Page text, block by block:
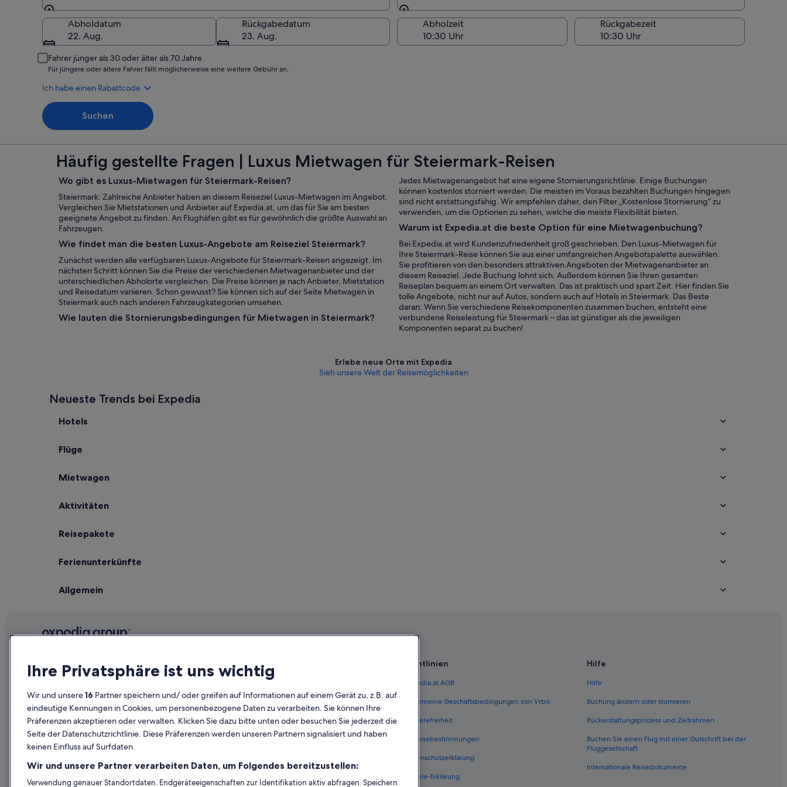
Abholort Am Abholort
Abholdatum
22. Aug.
Rückgabedatum
23. Aug.
Abholzeit Rückgabezeit
Fahrer jünger als 30 oder älter als 70 Jahre
Für jüngere oder ältere Fahrer fällt möglicherweise eine weitere Gebühr an.
Ich habe einen Rabattcode
Suchen
Häufig gestellte Fragen | Luxus Mietwagen für Steiermark-Reisen
Wo gibt es Luxus-Mietwagen für Steiermark-Reisen?
Steiermark: Zahlreiche Anbieter haben an diesem Reiseziel Luxus-Mietwagen im Angebot.
Vergleichen Sie Mietstationen und Anbieter auf Expedia.at, um das für Sie am besten
geeignete Angebot zu finden. An Flughäfen gibt es für gewöhnlich die größte Auswahl an
Fahrzeugen.
Wie findet man die besten Luxus-Angebote am Reiseziel Steiermark?
Zunächst werden alle verfügbaren Luxus-Angebote für Steiermark-Reisen angezeigt. Im
nächsten Schritt können Sie die Preise der verschiedenen Mietwagenanbieter und der
unterschiedlichen Abholorte vergleichen. Die Preise können je nach Anbieter, Mietstation
und Reisedatum variieren. Schon gewusst? Sie können sich auf der Seite Mietwagen in
Steiermark auch nach anderen Fahrzeugkategorien umsehen.
Wie lauten die Stornierungsbedingungen für Mietwagen in Steiermark?
Jedes Mietwagenangebot hat eine eigene Stornierungsrichtlinie. Einige Buchungen
können kostenlos storniert werden. Die meisten im Voraus bezahlten Buchungen hingegen
sind nicht erstattungsfähig. Wir empfehlen daher, den Filter „Kostenlose Stornierung“ zu
verwenden, um die Optionen zu sehen, welche die meiste Flexibilität bieten.
Warum ist Expedia.at die beste Option für eine Mietwagenbuchung?
Bei Expedia.at wird Kundenzufriedenheit groß geschrieben. Den Luxus-Mietwagen für
Ihre Steiermark-Reise können Sie aus einer umfangreichen Angebotspalette auswählen.
Sie profitieren von den besonders attraktiven Angeboten der Mietwagenanbieter an
diesem Reiseziel. Jede Buchung lohnt sich. Außerdem können Sie Ihren gesamten
Reiseplan bequem an einem Ort verwalten. Das ist praktisch und spart Zeit. Hier finden Sie
tolle Angebote, nicht nur auf Autos, sondern auch auf Hotels in Steiermark. Das Beste
daran: Wenn Sie verschiedene Reisekomponenten zusammen buchen, entsteht eine
verbundene Reiseleistung für Steiermark – das ist günstiger als die jeweiligen
Komponenten separat zu buchen!
Erlebe neue Orte mit Expedia
Sieh unsere Welt der Reisemöglichkeiten
Neueste Trends bei Expedia
Hotels
Flüge
Mietwagen
Aktivitäten
Reisepakete
Ferienunterkünfte
Allgemein
Unternehmen
Unterkunft registrieren
Partnerschaften
Erkunden
Reiseführer Österreich
Ferienwohnungen Österreich
Städtereisen Österreich
Richtlinien
Expedia.at AGB
Allgemeine Geschäftsbedingungen von Vrbo
Barrierefreiheit
Einreisebestimmungen
Datenschutzerklärung
Cookie-Erklärung
Hilfe
Hilfe
Buchung ändern oder stornieren
Rückerstattungsprozess und Zeitrahmen
Buchen Sie einen Flug mit einer Gutschrift bei der
Fluggesellschaft
Internationale Reisedokumente
Ihre Privatsphäre ist uns wichtig
Wir und unsere16 Partner speichern und/ oder greifen auf Informationen auf einem Gerät zu, z.B. auf
eindeutige Kennungen in Cookies, um personenbezogene Daten zu verarbeiten. Sie können Ihre
Präferenzen akzeptieren oder verwalten. Klicken Sie dazu bitte unten oder besuchen Sie jederzeit die
Seite der Datenschutzrichtlinie. Diese Präferenzen werden unseren Partnern signalisiert und haben
keinen Einfluss auf Surfdaten.
Wir und unsere Partner verarbeiten Daten, um Folgendes bereitzustellen:
Verwendung genauer Standortdaten. Endgeräteeigenschaften zur Identifikation aktiv abfragen. Speichern